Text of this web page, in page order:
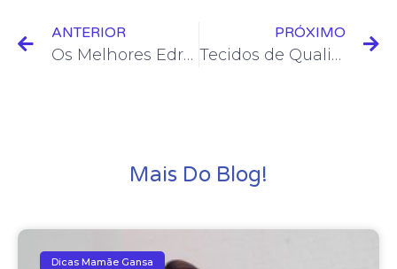
ANTERIOR
Os Melhores Edredons de Inverno na Mamãe Gansa
PRÓXIMO
Tecidos de Qualidade: Conheça os Principais Tipos Usados em Roupas de Cama
Mais Do Blog!
Dicas Mamãe Gansa